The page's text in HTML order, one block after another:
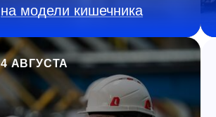
на модели кишечника
4 АВГУСТА